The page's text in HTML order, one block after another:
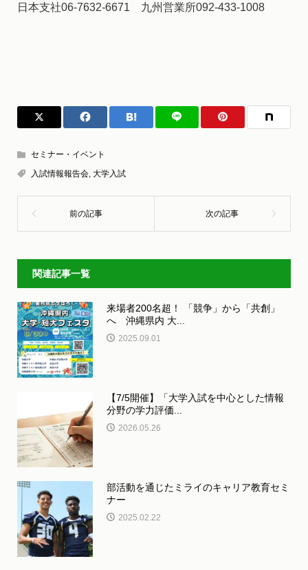
日本支社06-7632-6671 九州営業所092-433-1008
セミナー・イベント
入試情報報告会, 大学入試
関連記事一覧
来場者200名超！ 「競争」から「共創」
へ 沖縄県内 大...
2025.09.01
【7/5開催】「大学入試を中心とした情報
分野の学力評価...
2026.05.26
部活動を通じたミライのキャリア教育セミ
ナー
2025.02.22